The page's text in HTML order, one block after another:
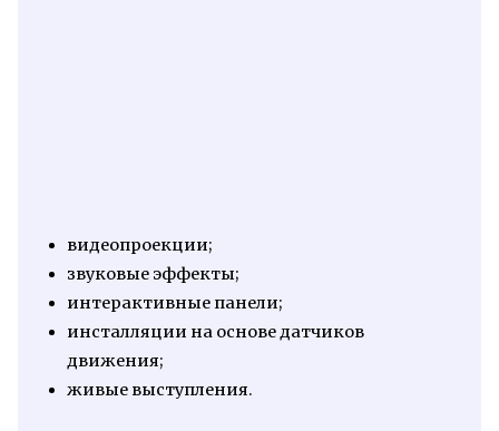
видеопроекции;
звуковые эффекты;
интерактивные панели;
инсталляции на основе датчиков
движения;
живые выступления.